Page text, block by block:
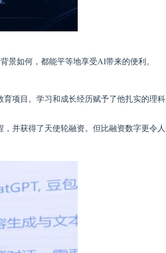
如何，都能平等地享受AI带来的便利。
目。学习和成长经历赋予了他扎实的理科
并获得了天使轮融资。但比融资数字更令